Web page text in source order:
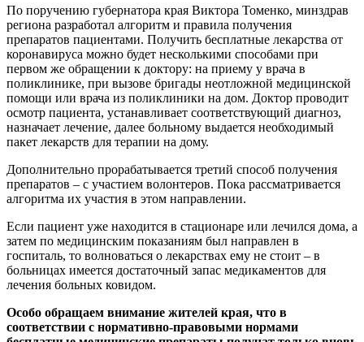
По поручению губернатора края Виктора Томенко, минздрав
региона разработал алгоритм и правила получения
препаратов пациентами. Получить бесплатные лекарства от
коронавируса можно будет несколькими способами при
первом же обращении к доктору: на приему у врача в
поликлинике, при вызове бригады неотложной медицинской
помощи или врача из поликлиники на дом. Доктор проводит
осмотр пациента, устанавливает соответствующий диагноз,
назначает лечение, далее больному выдается необходимый
пакет лекарств для терапии на дому.
Дополнительно прорабатывается третий способ получения
препаратов – с участием волонтеров. Пока рассматривается
алгоритма их участия в этом направлении.
Если пациент уже находится в стационаре или лечился дома, а
затем по медицинским показаниям был направлен в
госпиталь, то волноваться о лекарствах ему не стоит – в
больницах имеется достаточный запас медикаментов для
лечения больных ковидом.
Особо обращаем внимание жителей края, что в
соответствии с нормативно-правовыми нормами